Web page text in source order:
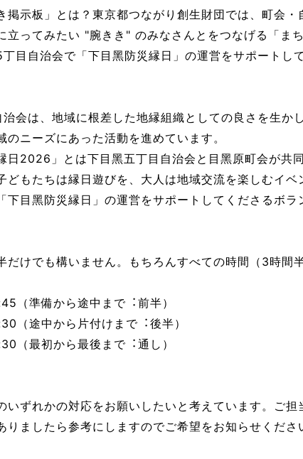
掲示板」とは？東京都つながり創⽣財団では、町会
⽴ってみたい "腕きき" のみなさんとをつなげる「ま
目自治会で「下⽬⿊防災縁⽇」の運営をサポートし
会は、地域に根差した地縁組織としての良さを⽣か
のニーズにあった活動を進めています。
⽇2026」とは下⽬⿊五丁⽬⾃治会と⽬⿊原町会が
どもたちは縁⽇遊びを、⼤⼈は地域交流を楽しむイ
下⽬⿊防災縁⽇」の運営をサポートしてくださるボラ
だけでも構いません。もちろんすべての時間（3時
（準備から途中まで︓前半）
（途中から⽚付けまで︓後半）
（最初から最後まで︓通し）
いずれかの対応をお願いしたいと考えています。ご
りましたら参考にしますのでご希望をお知らせくださ